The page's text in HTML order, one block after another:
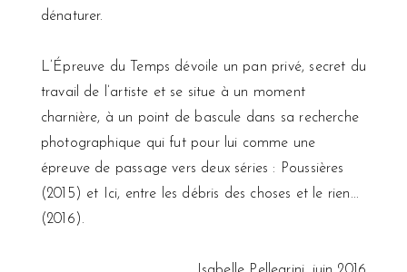
dénaturer.
L’Épreuve du Temps dévoile un pan privé, secret du
travail de l’artiste et se situe à un moment
charnière, à un point de bascule dans sa recherche
photographique qui fut pour lui comme une
épreuve de passage vers deux séries : Poussières
(2015) et Ici, entre les débris des choses et le rien...
(2016).